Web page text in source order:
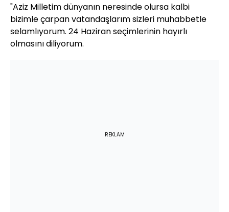
"Aziz Milletim dünyanın neresinde olursa kalbi
bizimle çarpan vatandaşlarım sizleri muhabbetle
selamlıyorum. 24 Haziran seçimlerinin hayırlı
olmasını diliyorum.
REKLAM